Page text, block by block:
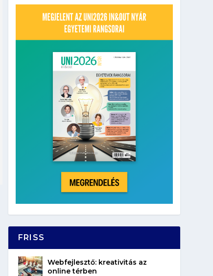
FRISS
Webfejlesztő: kreativitás az
online térben